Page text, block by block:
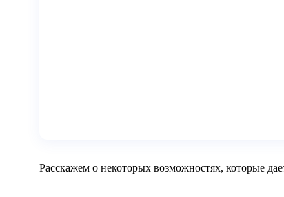
Расскажем о некоторых возможностях, которые